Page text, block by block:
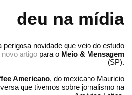
deu na mídia
perigosa novidade que veio do estudo
novo artigo para o Meio & Mensagem
(SP).
Americano, do mexicano Mauricio
que tivemos sobre jornalismo na